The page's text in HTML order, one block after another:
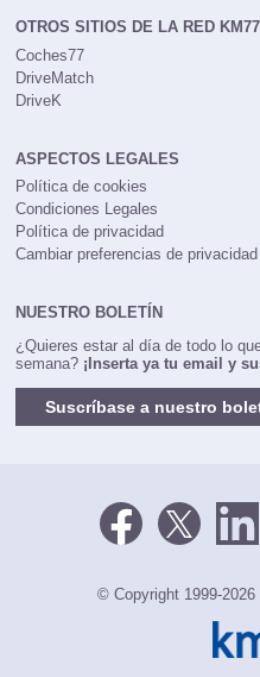
OTROS SITIOS DE LA RED KM77
Coches77
DriveMatch
DriveK
ASPECTOS LEGALES
Política de cookies
Condiciones Legales
Política de privacidad
Cambiar preferencias de privacidad
NUESTRO BOLETÍN
¿Quieres estar al día de todo lo
semana? ¡Inserta ya tu email y
Suscríbase a nuestro
© Copyright 1999-